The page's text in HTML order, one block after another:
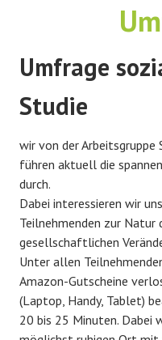
Umfrage
Studie
wir von der Arbeitsgruppe
führen aktuell die
durch.
Dabei interessieren wir
Teilnehmenden zur Natur
gesellschaftlichen
Unter allen
Amazon-Gutscheine
(Laptop, Handy, Tablet)
20 bis 25 Minuten. Dabei